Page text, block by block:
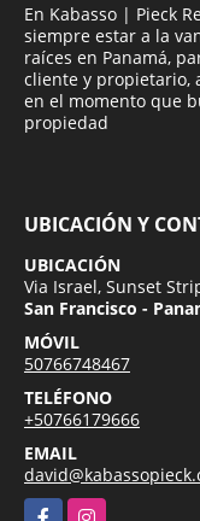
En Kabasso | Pieck
siempre estar a la
raíces en Panamá,
cliente y propietario,
en el momento que
propiedad
UBICACIÓN Y
UBICACIÓN
Via Israel, Sunset
San Francisco -
MÓVIL
50766748467
TELÉFONO
+50766179666
EMAIL
FacebookInstagram